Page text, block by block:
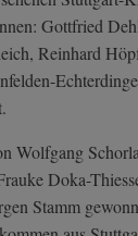
Gottfried
Reinhard
Wolfgang
Doka-
Stamm